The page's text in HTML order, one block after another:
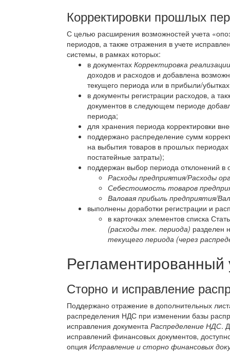
Корректировки прошлых
С целью расширения возможностей учета
периодов, а также отражения в учете
системы, в рамках которых:
в документах Корректировка реализации
доходов и расходов и добавлена
текущего периода или в прибыли/
в документы регистрации расходов, а
документов в следующем периоде
периода;
для хранения периода корректировки
поддержано распределение сумм
на выбытия товаров в прошлых
постатейные затраты);
поддержан выбор периода отклонений в
Расходы предприятия/Расходы
Себестоимость товаров
Валовая прибыль предприятия/
выполнены доработки регистрации и
в карточках элементов списка
(расходы тек. периода) разделен
текущего периода (через
Регламентированный
Сторно и исправление
Поддержано отражение в дополнительных
распределения НДС при изменении базы
исправления документа Распределение НДС.
исправлений финансовых документов,
опция Исправление и сторно финансовых